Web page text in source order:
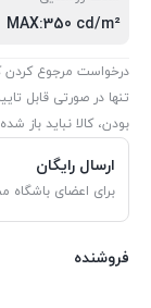
MAX:350 cd/m²
درخواست مرجوع کردن
تنها در صورتی قابل
بودن، کالا نباید باز
ارسال رایگان
برای اعضای باشگاه
فروشنده